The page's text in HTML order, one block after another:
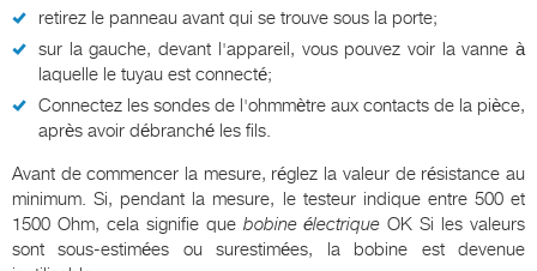
retirez le panneau avant qui se trouve sous la porte;
sur la gauche, devant l'appareil, vous pouvez voir la vanne à
laquelle le tuyau est connecté;
Connectez les sondes de l'ohmmètre aux contacts de la pièce,
après avoir débranché les fils.
Avant de commencer la mesure, réglez la valeur de résistance au
minimum. Si, pendant la mesure, le testeur indique entre 500 et
1500 Ohm, cela signifie que bobine électrique OK Si les valeurs
sont sous-estimées ou surestimées, la bobine est devenue